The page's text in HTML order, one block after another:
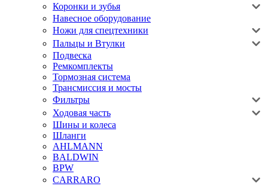
Коронки и зубья
Навесное оборудование
Ножи для спецтехники
Пальцы и Втулки
Подвеска
Ремкомплекты
Тормозная система
Трансмиссия и мосты
Фильтры
Ходовая часть
Шины и колеса
Шланги
AHLMANN
BALDWIN
BPW
CARRARO